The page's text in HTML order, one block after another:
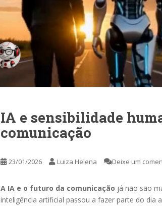
IA e sensibilidade
comunicação
23/01/2026 Luiza Helena Deixe um
A IA e o futuro da comunicação já não são
inteligência artificial passou a fazer parte do dia